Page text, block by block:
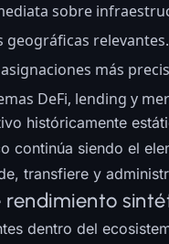
sobre
geográficas relevantes.
más
DeFi, lending y
históricamente
continúa siendo el
transfiere y
rendimiento
dentro del